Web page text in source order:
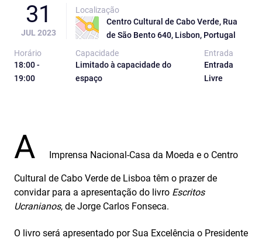
31
JUL 2023
Localização
Centro Cultural de Cabo Verde, Rua
de São Bento 640, Lisbon, Portugal
Horário
18:00 -
19:00
Capacidade
Limitado à capacidade do
espaço
Entrada
Entrada
Livre
A Imprensa Nacional-Casa da Moeda e o Centro
Cultural de Cabo Verde de Lisboa têm o prazer de
convidar para a apresentação do livro Escritos
Ucranianos, de Jorge Carlos Fonseca.
O livro será apresentado por Sua Excelência o Presidente